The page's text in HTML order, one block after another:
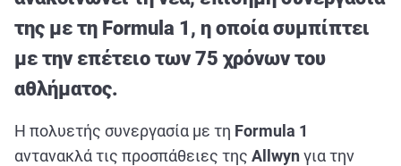
QUIZ
ΑΘΛΗΤΙΚΑ
ΣΥΝΕΝΤΕΥΞΕΙΣ
ΑΘΛΗΤΙΚΕΣ ΜΕΤΑΔΟΣΕΙΣ
της με τη Formula 1, η οποία συμπίπτει
με την επέτειο των 75 χρόνων του
αθλήματος.
Η πολυετής συνεργασία με τη Formula 1
αντανακλά τις προσπάθειες της Allwynγια την